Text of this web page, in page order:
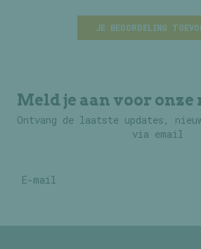
JE BEOORDELING
Meld je aan voor
Ontvang de laatste updates,
via email